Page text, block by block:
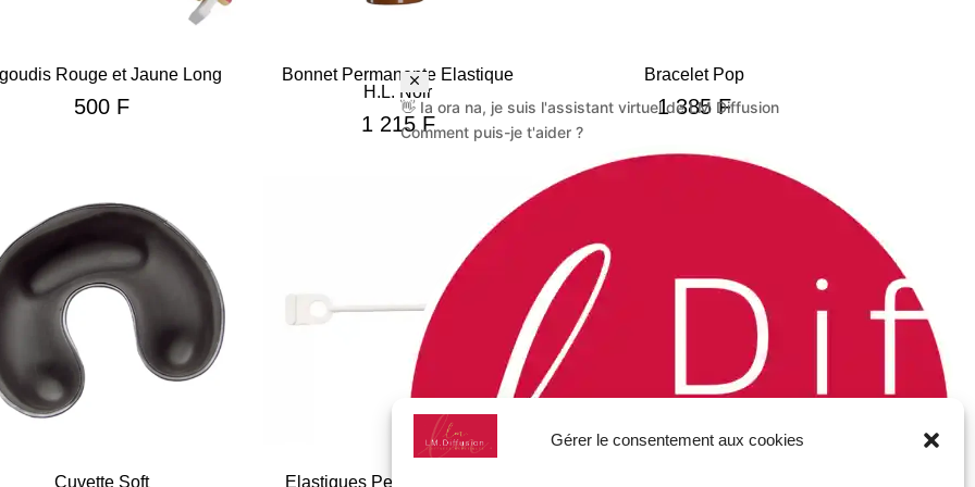
Gérer le consentement aux cookies
Rouge et Jaune Long
500 F
Bonnet Permanente Elastique
H.L. Noir
1 215F
Bracelet Pop
1 385F
Cuvette Soft
Elastiques Perm Caoutchouc
👋 Ia ora na, je suis l'assistant virtuel de LM Diffusion
Comment puis-je t'aider ?